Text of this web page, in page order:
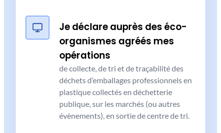
Je déclare auprès des éco-
organismes agréés mes
opérations
de collecte, de tri et de traçabilité des
déchets d’emballages professionnels en
plastique collectés en déchetterie
publique, sur les marchés (ou autres
évènements), en sortie de centre de tri.